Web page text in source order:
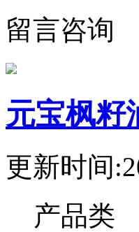
留言咨询
元宝枫籽
更新时间
产品类